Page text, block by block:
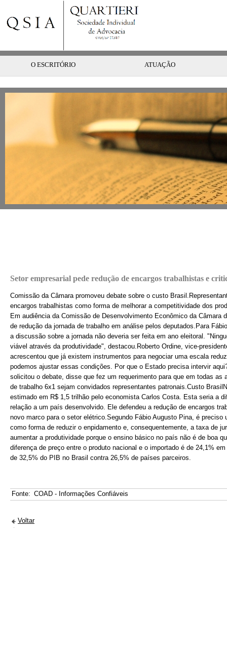
O ESCRITÓRIO ATUAÇÃO
Setor empresarial pede redução de encargos trabalhistas e
Comissão da Câmara promoveu debate sobre o custo
encargos trabalhistas como forma de melhorar a competitividade dos
Em audiência da Comissão de Desenvolvimento Econômico da Câmara
de redução da jornada de trabalho em análise pelos deputados.Para
a discussão sobre a jornada não deveria ser feita em ano eleitoral.
viável através da produtividade", destacou.Roberto Ordine, vice-
acrescentou que já existem instrumentos para negociar uma escala
podemos ajustar essas condições. Por que o Estado precisa intervir
solicitou o debate, disse que fez um requerimento para que em todas as
de trabalho 6x1 sejam convidados representantes patronais.Custo
estimado em R$ 1,5 trilhão pelo economista Carlos Costa. Esta seria a
relação a um país desenvolvido. Ele defendeu a redução de encargos
novo marco para o setor elétrico.Segundo Fábio Augusto Pina, é
como forma de reduzir o enpidamento e, consequentemente, a taxa de
aumentar a produtividade porque o ensino básico no país não é de boa
diferença de preço entre o produto nacional e o importado é de 24,1%
de 32,5% do PIB no Brasil contra 26,5% de países parceiros.
Fonte: COAD - Informações Confiáveis
Voltar